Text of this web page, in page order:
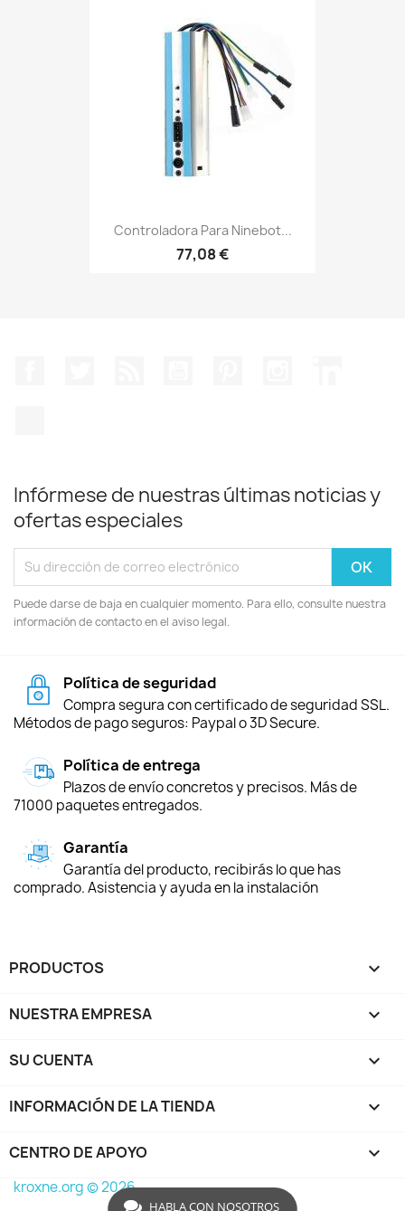
Controladora Para Ninebot...
77,08 €
Infórmese de nuestras últimas noticias y
ofertas especiales
Puede darse de baja en cualquier momento. Para ello, consulte nuestra
información de contacto en el aviso legal.
Política de seguridad
Compra segura con certificado de seguridad SSL.
Métodos de pago seguros: Paypal o 3D Secure.
Política de entrega
Plazos de envío concretos y precisos. Más de
71000 paquetes entregados.
Garantía
Garantía del producto, recibirás lo que has
comprado. Asistencia y ayuda en la instalación
PRODUCTOS 
NUESTRA EMPRESA 
SU CUENTA 
INFORMACIÓN DE LA TIENDA keyboard_arrow_down
CENTRO DE APOYO 
kroxne.org © 2026
HABLA CON NOSOTROS